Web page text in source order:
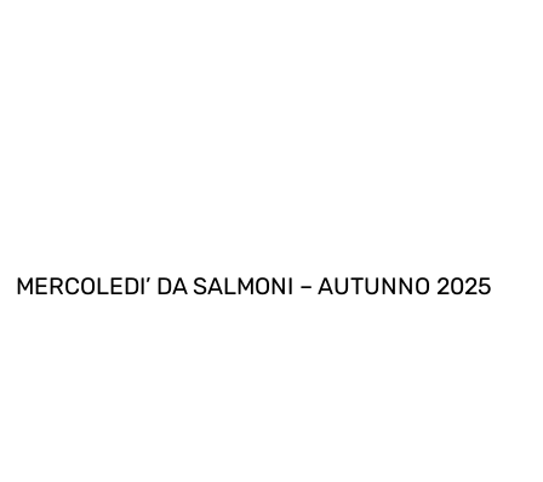
MERCOLEDI’ DA SALMONI – AUTUNNO 2025